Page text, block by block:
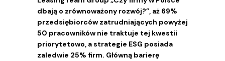
dbają o zrównoważony rozwój?”, aż 69%
przedsiębiorców zatrudniających powyżej
50 pracowników nie traktuje tej kwestii
priorytetowo, a strategie ESG posiada
zaledwie 25% firm. Główną barierę